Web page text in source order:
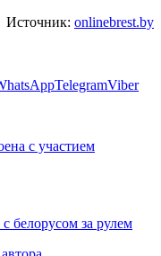
Источник: onlinebrest.by
TelegramViber
с участием
белорусом за рулем